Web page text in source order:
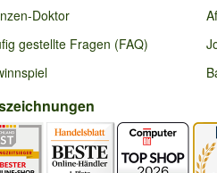
Doktor
gestellte Fragen (FAQ)